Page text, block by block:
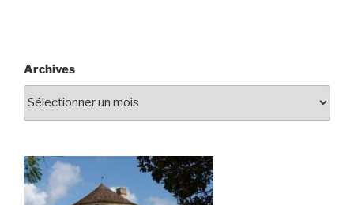
Archives